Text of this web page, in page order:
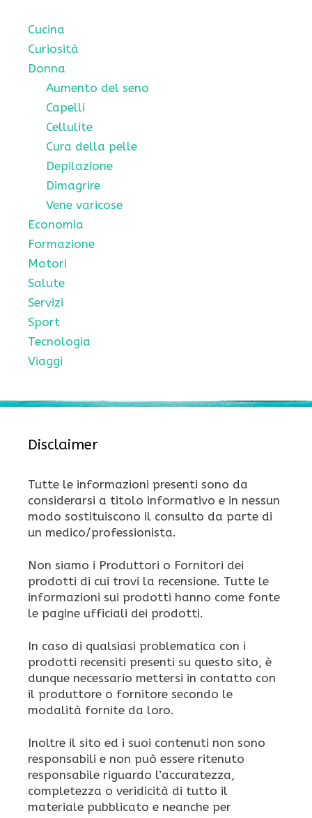
Cucina
Curiosità
Donna
Aumento del seno
Capelli
Cellulite
Cura della pelle
Depilazione
Dimagrire
Vene varicose
Economia
Formazione
Motori
Salute
Servizi
Sport
Tecnologia
Viaggi
Disclaimer
Tutte le informazioni presenti sono da
considerarsi a titolo informativo e in nessun
modo sostituiscono il consulto da parte di
un medico/professionista.
Non siamo i Produttori o Fornitori dei
prodotti di cui trovi la recensione. Tutte le
informazioni sui prodotti hanno come fonte
le pagine ufficiali dei prodotti.
In caso di qualsiasi problematica con i
prodotti recensiti presenti su questo sito, è
dunque necessario mettersi in contatto con
il produttore o fornitore secondo le
modalità fornite da loro.
Inoltre il sito ed i suoi contenuti non sono
responsabili e non può essere ritenuto
responsabile riguardo l’accuratezza,
completezza o veridicità di tutto il
materiale pubblicato e neanche per